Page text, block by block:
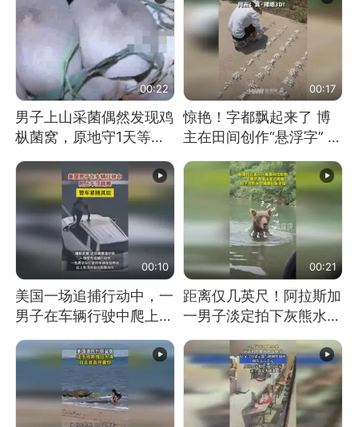
00:22
男子上山采菌偶然发现鸡
枞菌窝，原地守1天等它
00:17
惊艳！字都飘起来了 博
主在田间创作“悬浮字” 网
00:10
美国一场追捕行动中，一
男子在车辆行驶中爬上车
00:21
距离仅几英尺！阿拉斯加
一男子淡定拍下灰熊水中